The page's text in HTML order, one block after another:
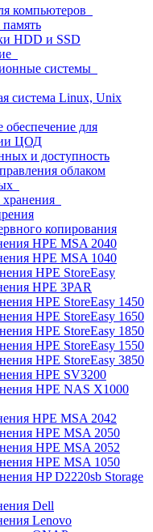
компьютеров
HDD и SSD
системы
система Linux, Unix
для
ЦОД
и доступность
облаком
копирования
HPE MSA 2040
HPE MSA 1040
HPE StoreEasy
HPE 3PAR
HPE StoreEasy 1450
HPE StoreEasy 1650
HPE StoreEasy 1850
HPE StoreEasy 1550
HPE StoreEasy 3850
HPE SV3200
HPE NAS X1000
HPE MSA 2042
HPE MSA 2050
HPE MSA 2052
HPE MSA 1050
HP D2220sb Storage
Dell
Lenovo